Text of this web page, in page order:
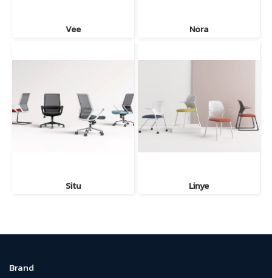
Vee Nora
Situ Linye
Brand